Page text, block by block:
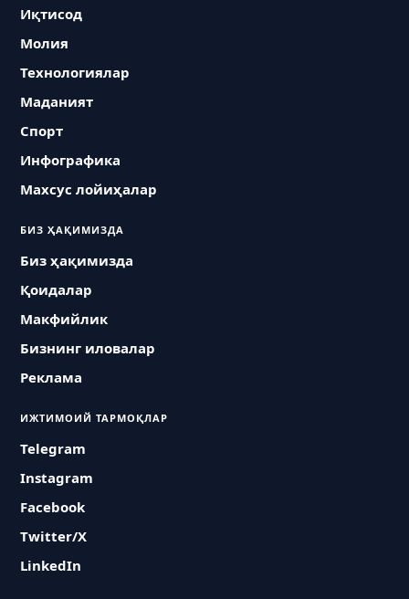
Иқтисод
Молия
Технологиялар
Маданият
Спорт
Инфографика
Махсус лойиҳалар
БИЗ ҲАҚИМИЗДА
Биз ҳақимизда
Қоидалар
Макфийлик
Бизнинг иловалар
Реклама
ИЖТИМОИЙ ТАРМОҚЛАР
Telegram
Instagram
Facebook
Twitter/X
LinkedIn